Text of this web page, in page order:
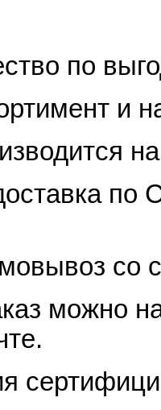
по
и
по
со
можно